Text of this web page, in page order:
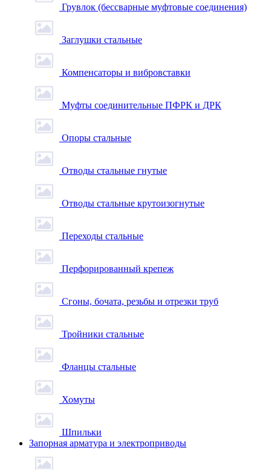
Грувлок (бессварные муфтовые соединения)
Заглушки стальные
Компенсаторы и вибровставки
Муфты соединительные ПФРК и ДРК
Опоры стальные
Отводы стальные гнутые
Отводы стальные крутоизогнутые
Переходы стальные
Перфорированный крепеж
Сгоны, бочата, резьбы и отрезки труб
Тройники стальные
Фланцы стальные
Хомуты
Шпильки
Запорная арматура и электроприводы